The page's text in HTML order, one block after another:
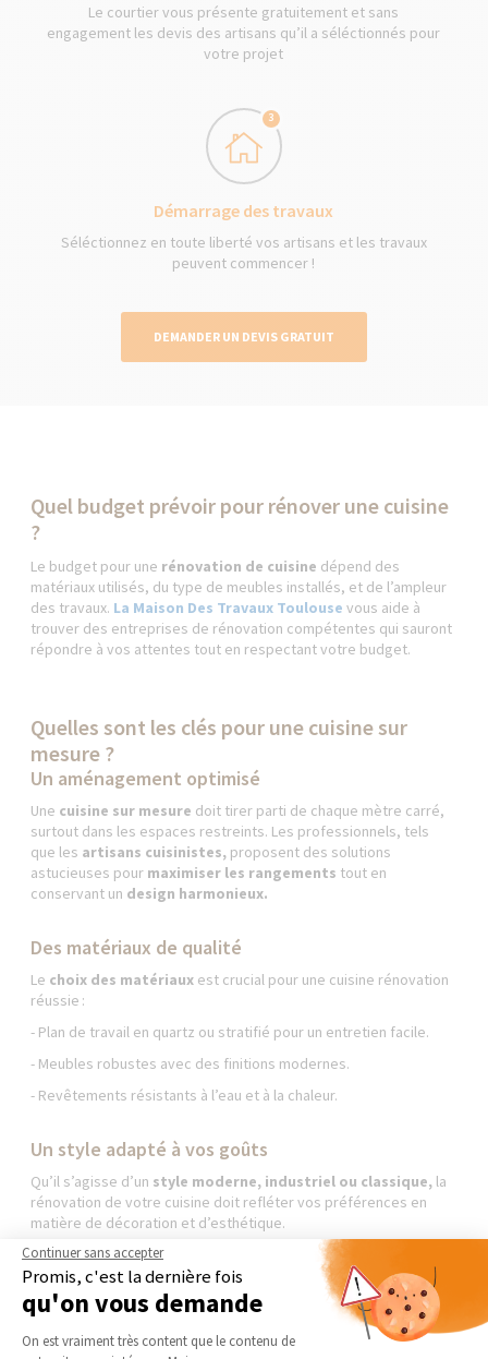
Le courtier vous présente gratuitement et sans
engagement les devis des artisans qu’il a séléctionnés pour
votre projet
3
Démarrage des travaux
Séléctionnez en toute liberté vos artisans et les travaux
peuvent commencer !
DEMANDER UN DEVIS GRATUIT
Quel budget prévoir pour rénover une cuisine
?
Le budget pour une rénovation de cuisine dépend des
matériaux utilisés, du type de meubles installés, et de l’ampleur
des travaux. La Maison Des Travaux Toulousevous aide à
trouver des entreprises de rénovation compétentes qui sauront
répondre à vos attentes tout en respectant votre budget.
Quelles sont les clés pour une cuisine sur
mesure ?
Un aménagement optimisé
Une cuisine sur mesure doit tirer parti de chaque mètre carré,
surtout dans les espaces restreints. Les professionnels, tels
que les artisans cuisinistes, proposent des solutions
astucieuses pour maximiser les rangements tout en
conservant un design harmonieux.
Des matériaux de qualité
Le choix des matériaux est crucial pour une cuisine rénovation
réussie :
- Plan de travail en quartz ou stratifié pour un entretien facile.
- Meubles robustes avec des finitions modernes.
- Revêtements résistants à l’eau et à la chaleur.
Un style adapté à vos goûts
Qu’il s’agisse d’un style moderne, industriel ou classique, la
rénovation de votre cuisine doit refléter vos préférences en
matière de décoration et d’esthétique.
Continuer sans accepter
Promis, c'est la dernière fois
qu'on vous demande
Plateforme de Gestion du
On est vraiment très content que le contenu de